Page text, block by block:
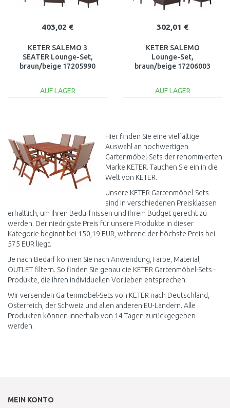
403,02 €
KETER SALEMO 3
SEATER Lounge-Set,
braun/beige 17205990
AUF LAGER
Vergleichen
302,01 €
KETER SALEMO
Lounge-Set,
braun/beige 17206003
AUF LAGER
Vergleichen
Hier finden Sie eine vielfältige
Auswahl an hochwertigen
Gartenmöbel-Sets der renommierten
Marke KETER. Tauchen Sie ein in die
Welt von KETER.
Unsere KETER Gartenmöbel-Sets
sind in verschiedenen Preisklassen
erhältlich, um Ihren Bedürfnissen und Ihrem Budget gerecht zu
werden. Der niedrigste Preis für unsere Produkte in dieser
Kategorie beginnt bei 150,19 EUR, während der höchste Preis bei
575 EUR liegt.
Je nach Bedarf können Sie nach Anwendung, Farbe, Material,
OUTLET filtern. So finden Sie genau die KETER Gartenmöbel-Sets -
Produkte, die Ihren individuellen Vorlieben entsprechen.
Wir versenden Gartenmöbel-Sets von KETER nach Deutschland,
Österreich, der Schweiz und allen anderen EU-Ländern. Alle
Produkten können innerhalb von 14 Tagen zurückgegeben
werden.
MEIN KONTO